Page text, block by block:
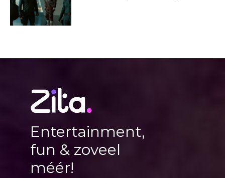
Entertainment,
fun & zoveel
méér!